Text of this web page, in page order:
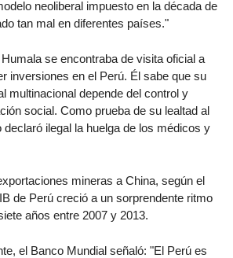
neoliberal impuesto en la década de
tan mal en diferentes países."
se encontraba de visita oficial a
inversiones en el Perú. Él sabe que su
multinacional depende del control y
social. Como prueba de su lealtad al
declaró ilegal la huelga de los médicos y
mineras a China, según el
de Perú creció a un sorprendente ritmo
años entre 2007 y 2013.
el Banco Mundial señaló: "El Perú es